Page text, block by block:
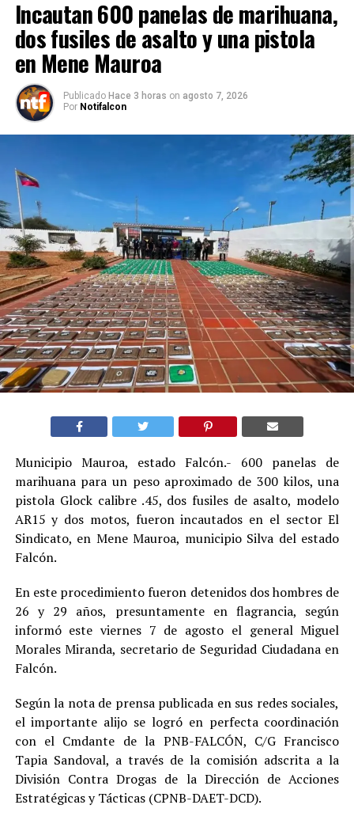
Incautan 600 panelas de marihuana,
dos fusiles de asalto y una pistola
en Mene Mauroa
Publicado Hace 3 horas on agosto 7, 2026
Por Notifalcon
Municipio Mauroa, estado Falcón.- 600 panelas de
marihuana para un peso aproximado de 300 kilos, una
pistola Glock calibre .45, dos fusiles de asalto, modelo
AR15 y dos motos, fueron incautados en el sector El
Sindicato, en Mene Mauroa, municipio Silva del estado
Falcón.
En este procedimiento fueron detenidos dos hombres de
26 y 29 años, presuntamente en flagrancia, según
informó este viernes 7 de agosto el general Miguel
Morales Miranda, secretario de Seguridad Ciudadana en
Falcón.
Según la nota de prensa publicada en sus redes sociales,
el importante alijo se logró en perfecta coordinación
con el Cmdante de la PNB-FALCÓN, C/G Francisco
Tapia Sandoval, a través de la comisión adscrita a la
División Contra Drogas de la Dirección de Acciones
Estratégicas y Tácticas (CPNB-DAET-DCD).